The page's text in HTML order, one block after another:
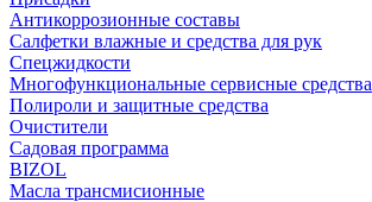
Антикоррозионные составы
Салфетки влажные и средства для рук
Спецжидкости
Многофункциональные сервисные средства
Полироли и защитные средства
Очистители
Садовая программа
BIZOL
Масла трансмисионные